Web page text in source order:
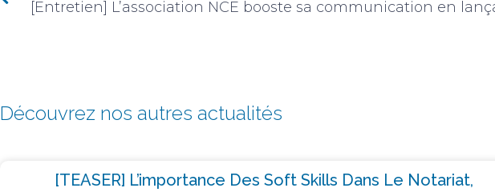
Découvrez nos autres actualités
[TEASER] L’importance Des Soft Skills Dans Le Notariat,